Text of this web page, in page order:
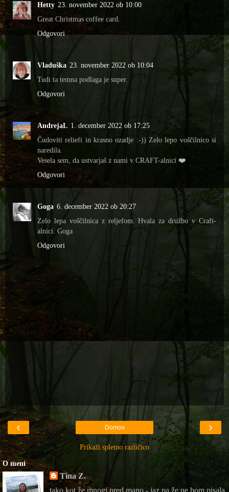
Hetty 23. november 2022 ob 10:00
Great Christmas coffee card.
Odgovori
Vladuška 23. november 2022 ob 10:04
Tudi ta temna podlaga je super.
Odgovori
AndrejaL 1. december 2022 ob 17:25
Čudoviti reliefi in krasno ozadje :-)) Zelo lepo voščilnico si
naredila.
Vesela sem, da ustvarjaš z nami v CRAFT-alnici ❤️
Odgovori
Goga 6. december 2022 ob 20:27
Zelo lepa voščilnica z reljefom. Hvala za družbo v Craft-
alnici. Goga
Odgovori
‹ ›
Domov
Prikaži spletno različico
O meni
Tina Z.
tako kot že mnogi pred mano - jaz pa že ne bom pisala